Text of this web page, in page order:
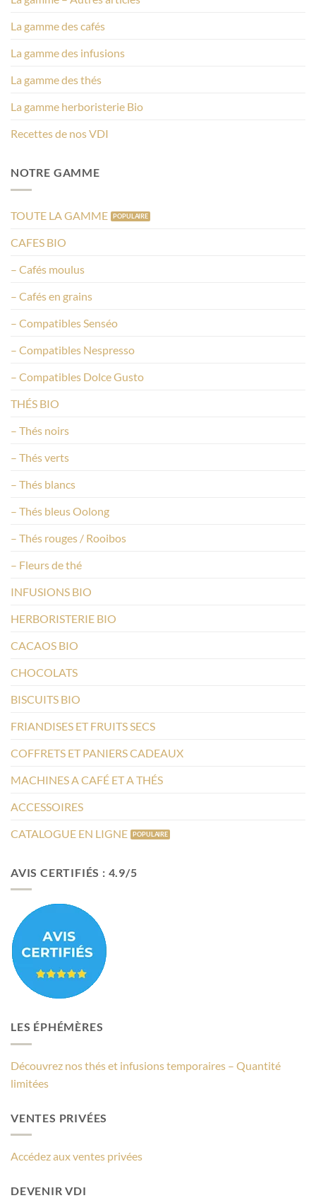
La gamme des cafés
La gamme des infusions
La gamme des thés
La gamme herboristerie Bio
Recettes de nos VDI
NOTRE GAMME
TOUTE LA GAMME
CAFES BIO
– Cafés moulus
– Cafés en grains
– Compatibles Senséo
– Compatibles Nespresso
– Compatibles Dolce Gusto
THÉS BIO
– Thés noirs
– Thés verts
– Thés blancs
– Thés bleus Oolong
– Thés rouges / Rooibos
– Fleurs de thé
INFUSIONS BIO
HERBORISTERIE BIO
CACAOS BIO
CHOCOLATS
BISCUITS BIO
FRIANDISES ET FRUITS SECS
COFFRETS ET PANIERS CADEAUX
MACHINES A CAFÉ ET A THÉS
ACCESSOIRES
CATALOGUE EN LIGNE
AVIS CERTIFIÉS : 4.9/5
LES ÉPHÉMÈRES
Découvrez nos thés et infusions temporaires – Quantité
limitées
VENTES PRIVÉES
Accédez aux ventes privées
DEVENIR VDI